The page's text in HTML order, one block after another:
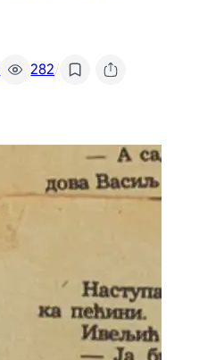
282/